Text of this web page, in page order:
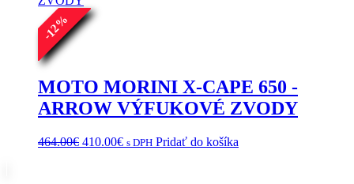
-
12
%
MOTO MORINI X-CAPE 650 -
ARROW VÝFUKOVÉ ZVODY
464.00€ Pôvodná
410.00€Aktuálna
s DPH Pridať do košíka